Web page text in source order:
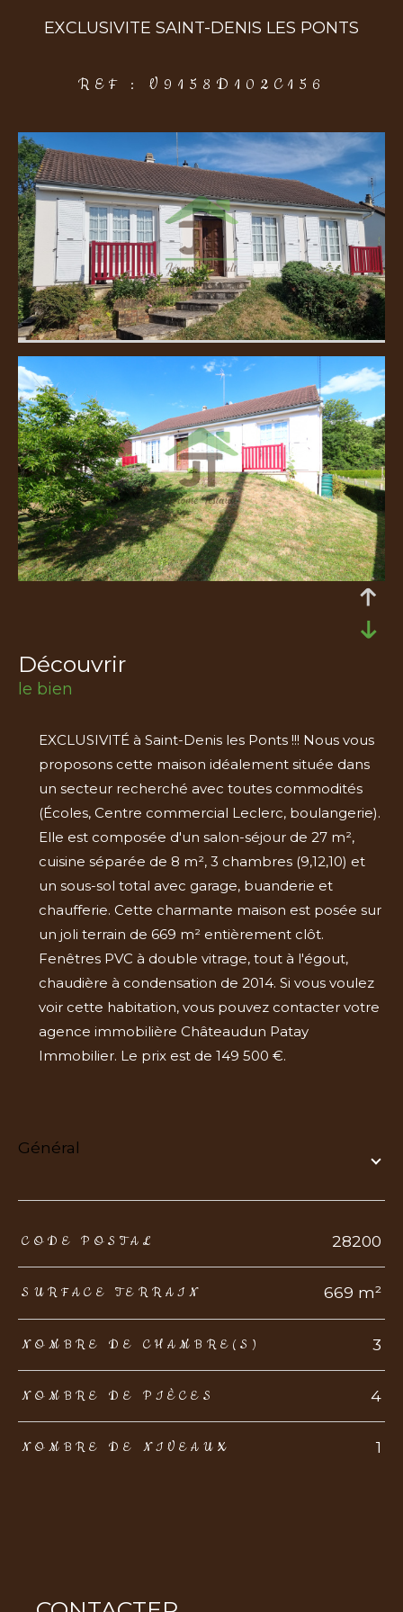
EXCLUSIVITE SAINT-DENIS LES PONTS
REF : V9158D102C156
découvrir
le bien
EXCLUSIVITÉ à Saint-Denis les Ponts !!! Nous vous
proposons cette maison idéalement située dans
un secteur recherché avec toutes commodités
(Écoles, Centre commercial Leclerc, boulangerie).
Elle est composée d'un salon-séjour de 27 m²,
cuisine séparée de 8 m², 3 chambres (9,12,10) et
un sous-sol total avec garage, buanderie et
chaufferie. Cette charmante maison est posée sur
un joli terrain de 669 m² entièrement clôt.
Fenêtres PVC à double vitrage, tout à l'égout,
chaudière à condensation de 2014. Si vous voulez
voir cette habitation, vous pouvez contacter votre
agence immobilière Châteaudun Patay
Immobilier. Le prix est de 149 500 €.
général
TRAD_ZEPHYR_Caracteristique TRAD_ZEPHYR_Valeurs
CODE POSTAL 28200
SURFACE TERRAIN 669 m²
NOMBRE DE CHAMBRE(S) 3
NOMBRE DE PIÈCES 4
NOMBRE DE NIVEAUX 1